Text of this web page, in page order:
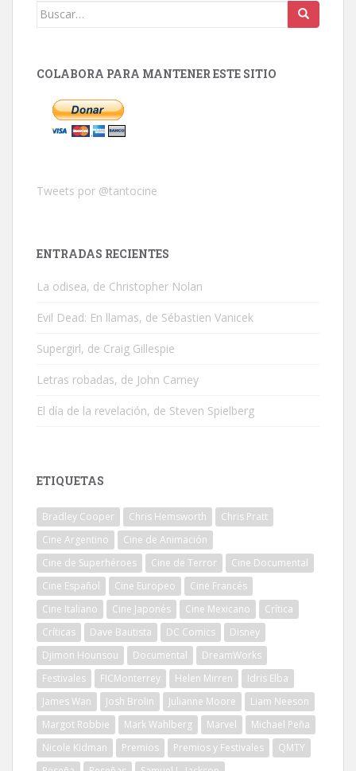
Buscar:
COLABORA PARA MANTENER ESTE SITIO
Tweets por @tantocine
ENTRADAS RECIENTES
La odisea, de Christopher Nolan
Evil Dead: En llamas, de Sébastien Vanicek
Supergirl, de Craig Gillespie
Letras robadas, de John Carney
El día de la revelación, de Steven Spielberg
ETIQUETAS
Bradley Cooper Chris Hemsworth
Chris Pratt
Cine Argentino
Cine de Animación
Cine de Superhéroes
Cine de Terror
Cine Documental
Cine Español
Cine Europeo
Cine Francés
Cine Italiano
Cine Japonés Cine Mexicano
Crítica
Críticas
Dave Bautista DC Comics
Disney
Djimon Hounsou
Documental
DreamWorks
Festivales
FICMonterrey Helen Mirren
Idris Elba
James Wan
Josh Brolin Julianne Moore
Liam Neeson
Margot Robbie
Mark Wahlberg Marvel
Michael Peña
Nicole Kidman
Premios Premios y Festivales
QMTY